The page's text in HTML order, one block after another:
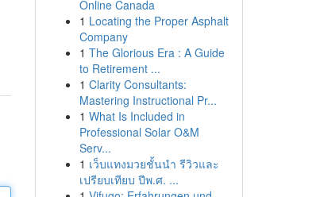
Online Canada
1 Locating the Proper Asphalt
Company
1 The Glorious Era : A Guide
to Retirement ...
1 Clarity Consultants:
Mastering Instructional Pr...
1 What Is Included in
Professional Solar O&M
Serv...
1 เว็บแทงมวยชั้นนำ รีวิวและ
เปรียบเทียบ ปีพ.ศ. ...